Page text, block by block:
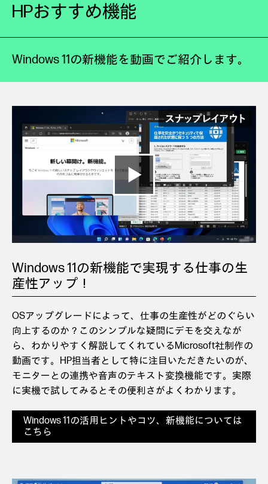
HPおすすめ機能
Windows 11の新機能を動画でご紹介します。
Windows 11の新機能で実現する仕事の生
産性アップ！
OSアップグレードによって、仕事の生産性がどのぐらい
向上するのか？このシンプルな疑問にデモを交えなが
ら、わかりやすく解説してくれているMicrosoft社制作の
動画です。HP担当者として特に注目いただきたいのが、
モニターとの連携や音声のテキスト変換機能です。実際
に実機で試してみるとその便利さがよくわかります。
Windows 11の活用ヒントやコツ、新機能については
こちら